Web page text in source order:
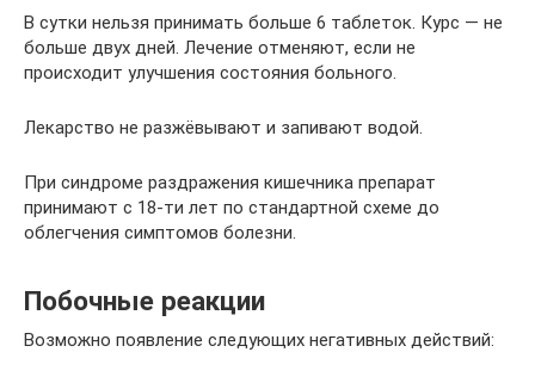
В сутки нельзя принимать больше 6 таблеток. Курс — не
больше двух дней. Лечение отменяют, если не
происходит улучшения состояния больного.
Лекарство не разжёвывают и запивают водой.
При синдроме раздражения кишечника препарат
принимают с 18-ти лет по стандартной схеме до
облегчения симптомов болезни.
Побочные реакции
Возможно появление следующих негативных действий: